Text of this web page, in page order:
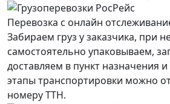
Перевозка с онлайн
Забираем груз у заказчика, при
самостоятельно упаковываем,
доставляем в пункт назначения
этапы транспортировки можно
номеру ТТН.